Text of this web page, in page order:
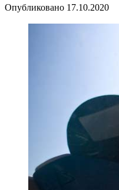
Опубликовано 17.10.2020